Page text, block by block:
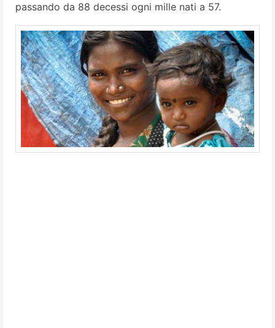
passando da 88 decessi ogni mille nati a 57.